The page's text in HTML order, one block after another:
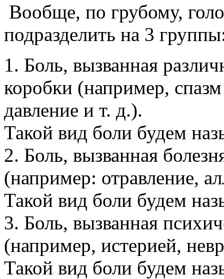
Вообще, по грубому,
подразделить на 3
1. Боль, вызванная
коробки (например,
давление и т. д.).
Такой вид боли будем
2. Боль, вызванная
(например: отравление,
Такой вид боли будем
3. Боль, вызванная
(например, истерией,
Такой вид боли будем